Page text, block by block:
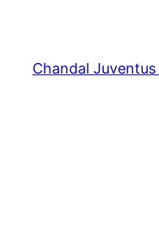
contenido
Chandal